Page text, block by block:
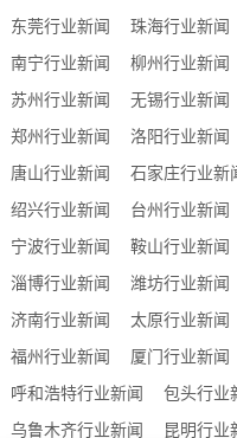
东莞行业新闻
珠海行业新闻
南宁行业新闻
柳州行业新闻
苏州行业新闻
无锡行业新闻
郑州行业新闻
洛阳行业新闻
唐山行业新闻
石家庄行业新
绍兴行业新闻
台州行业新闻
宁波行业新闻
鞍山行业新闻
淄博行业新闻
潍坊行业新闻
济南行业新闻
太原行业新闻
福州行业新闻
厦门行业新闻
呼和浩特行业新闻
包头行业
乌鲁木齐行业新闻
昆明行业